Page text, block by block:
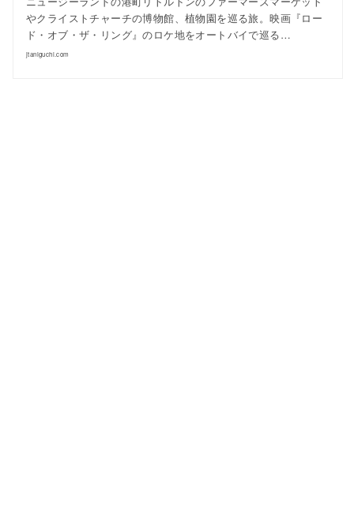
やクライストチャーチの博物館、植物園を巡る旅。映画『ロー
ド・オブ・ザ・リング』のロケ地をオートバイで巡る…
jtaniguchi.com